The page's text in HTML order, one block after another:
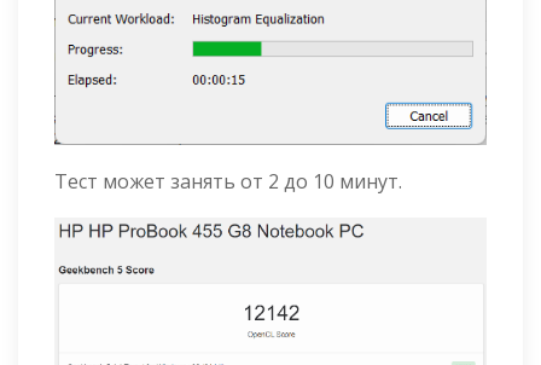
Тест может занять от 2 до 10 минут.